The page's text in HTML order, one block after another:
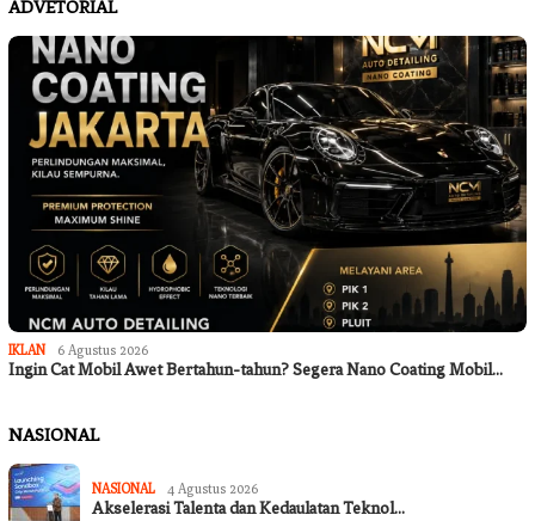
ADVETORIAL
IKLAN 6 Agustus 2026
Ingin Cat Mobil Awet Bertahun-tahun? Segera Nano Coating Mobil…
NASIONAL
NASIONAL 4 Agustus 2026
Akselerasi Talenta dan Kedaulatan Teknol…